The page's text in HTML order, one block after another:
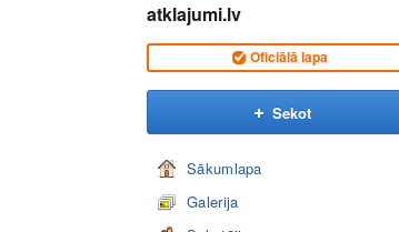
atklajumi.lv
Oficiālā lapa
Sekot
Sākumlapa
Galerija